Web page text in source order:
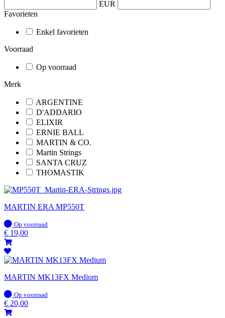
EUR
Favorieten
Enkel favorieten
Voorraad
Op voorraad
Merk
ARGENTINE
D'ADDARIO
ELIXIR
ERNIE BALL
MARTIN & CO.
Martin Strings
SANTA CRUZ
THOMASTIK
MARTIN ERA MP550T
Op
voorraad
Op voorraad
€ 19,00
MARTIN MK13FX Medium
Op
voorraad
Op voorraad
€ 20,00